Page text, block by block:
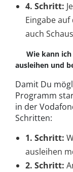
4. Schritt:
Eingabe
auch
Wie kann
ausleihen und
Damit Du
Programm
in der
Schritten:
1. Schritt:
ausleihen
2. Schritt: